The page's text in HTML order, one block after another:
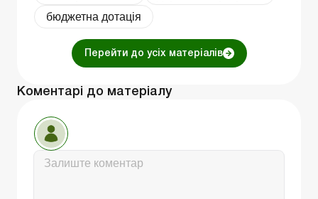
бюджетна дотація
Перейти до усіх матеріалів
Коментарі до матеріалу